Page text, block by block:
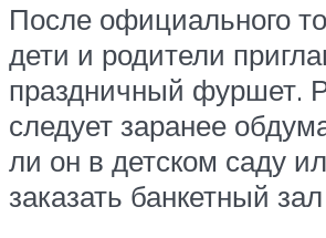
После официального
дети и родители
праздничный фуршет.
следует заранее
ли он в детском саду
заказать банкетный